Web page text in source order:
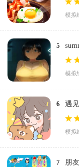
模拟
5
中
模拟
6
遇
模拟
7
朋